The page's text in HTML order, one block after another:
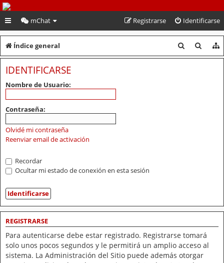
PeruVoley.com
mChat Identificarse
Registrarse
Índice general
u
u
IDENTIFICARSE
Nombre de Usuario:
Contraseña:
Olvidé mi contraseña
Reenviar email de activación
Recordar
Ocultar mi estado de conexión en esta sesión
REGISTRARSE
Para autenticarse debe estar registrado. Registrarse tomará
solo unos pocos segundos y le permitirá un amplio acceso al
sistema. La Administración del Sitio puede además otorgar